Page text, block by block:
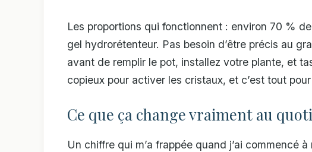
Les proportions qui fonctionnent : environ 70 %
gel hydrorétenteur. Pas besoin d’être précis au
avant de remplir le pot, installez votre plante, et
copieux pour activer les cristaux, et c’est tout
Ce que ça change vraiment au
Un chiffre qui m’a frappée quand j’ai commencé